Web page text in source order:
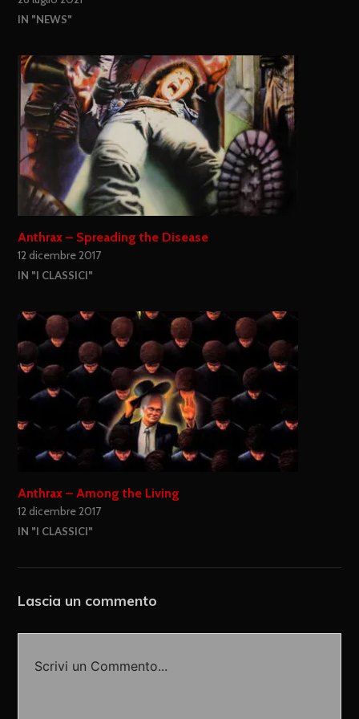
IN "NEWS"
Anthrax – Spreading the Disease
12 dicembre 2017
IN "I CLASSICI"
Anthrax – Among the Living
12 dicembre 2017
IN "I CLASSICI"
Lascia un commento
Scrivi un Commento...